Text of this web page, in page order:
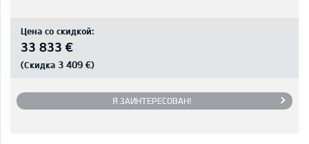
Цена со скидкой:
33 833 €
(Скидка 3 409 €)
Я ЗАИНТЕРЕСОВАН!